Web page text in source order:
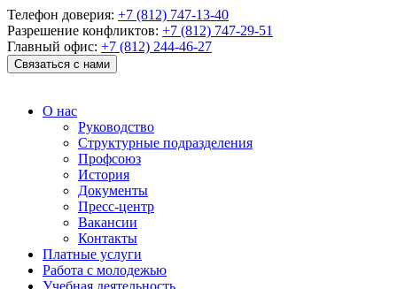
Телефон доверия: +7 (812) 747-13-40
Разрешение конфликтов: +7 (812) 747-29-51
Главный офис: +7 (812) 244-46-27
Связаться с нами
О нас
Руководство
Структурные подразделения
Профсоюз
История
Документы
Пресс-центр
Вакансии
Контакты
Платные услуги
Работа с молодежью
Учебная деятельность